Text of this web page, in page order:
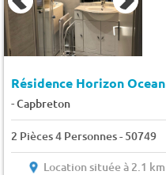
Résidence Horizon Ocean
-Capbreton
2 Pièces 4 Personnes - 50749
Location située à 2.1